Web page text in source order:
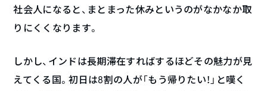
社会人になると、まとまった休みというのがなかなか取
りにくくなります。
しかし、インドは長期滞在すればするほどその魅力が見
えてくる国。初日は8割の人が「もう帰りたい！」と嘆く